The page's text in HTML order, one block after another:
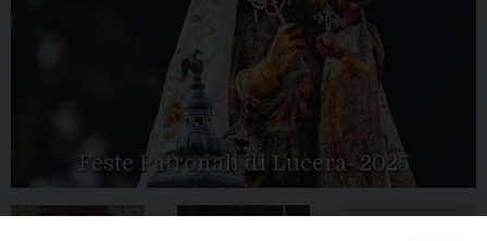
Feste Patronali di Lucera- 2025